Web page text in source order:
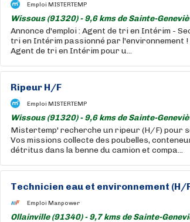
Emploi MISTERTEMP
Wissous (91320) - 9,6 kms de Sainte-
Annonce d'emploi : Agent de tri en Intérim -
tri en Intérim passionné par
Agent de tri en Intérim pour u...
Ripeur H/F
Emploi MISTERTEMP
Wissous (91320) - 9,6 kms de Sainte-
Mistertemp' recherche un ripeur (H/F) pour
Vos missions collecte des poubelles,
détritus dans la benne du camion et compa...
Technicien eau et environnement (H/
Emploi Manpower
Ollainville (91340) - 9,7 kms de Sainte-